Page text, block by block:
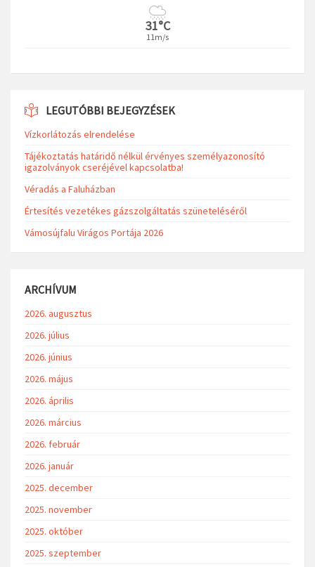
31°C
11m/s
LEGUTÓBBI BEJEGYZÉSEK
Vízkorlátozás elrendelése
Tájékoztatás határidő nélkül érvényes személyazonosító
igazolványok cseréjével kapcsolatba!
Véradás a Faluházban
Értesítés vezetékes gázszolgáltatás szüneteléséről
Vámosújfalu Virágos Portája 2026
ARCHÍVUM
2026. augusztus
2026. július
2026. június
2026. május
2026. április
2026. március
2026. február
2026. január
2025. december
2025. november
2025. október
2025. szeptember